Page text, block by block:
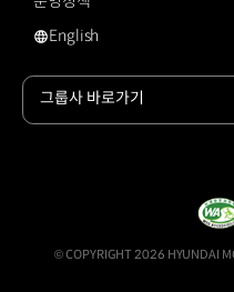
영문 사이트로 이동
English
그룹사 바로가기
© COPYRIGHT 2026 HYUNDAI